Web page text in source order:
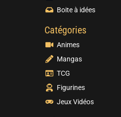
Boite à idées
Catégories
Animes
Mangas
TCG
Figurines
Jeux Vidéos